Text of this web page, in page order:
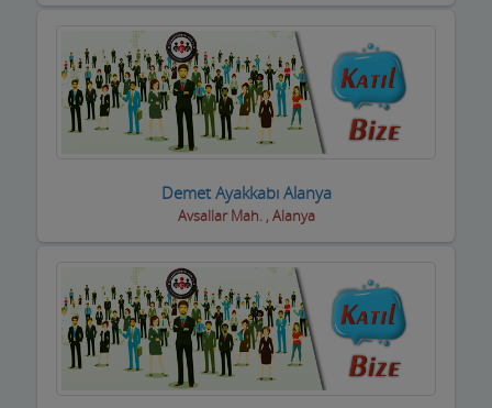
Demet Ayakkabı Alanya
Avsallar Mah. , Alanya